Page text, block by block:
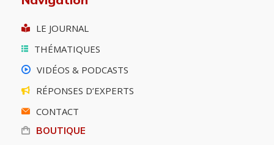
LE JOURNAL
THÉMATIQUES
VIDÉOS & PODCASTS
RÉPONSES D’EXPERTS
CONTACT
BOUTIQUE